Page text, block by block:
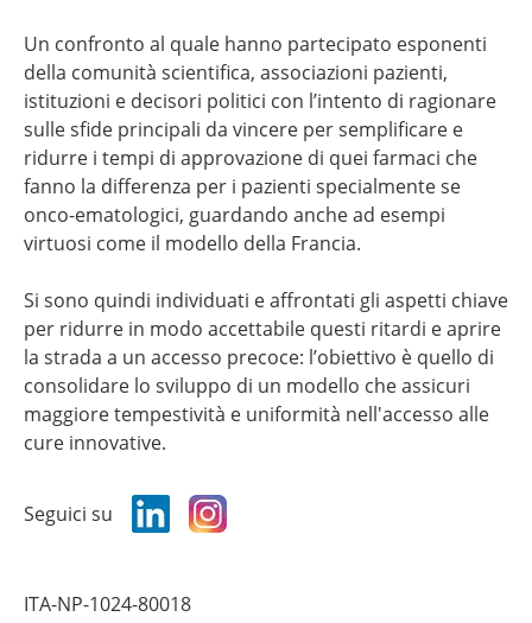
Un confronto al quale hanno partecipato esponenti
della comunità scientifica, associazioni pazienti,
istituzioni e decisori politici con l’intento di ragionare
sulle sfide principali da vincere per semplificare e
ridurre i tempi di approvazione di quei farmaci che
fanno la differenza per i pazienti specialmente se
onco-ematologici, guardando anche ad esempi
virtuosi come il modello della Francia.
Si sono quindi individuati e affrontati gli aspetti chiave
per ridurre in modo accettabile questi ritardi e aprire
la strada a un accesso precoce: l’obiettivo è quello di
consolidare lo sviluppo di un modello che assicuri
maggiore tempestività e uniformità nell'accesso alle
cure innovative.
Seguici su
ITA-NP-1024-80018